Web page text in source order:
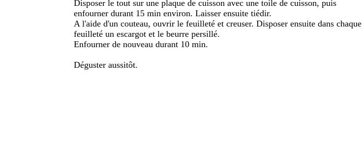
Disposer le tout sur une plaque de cuisson avec une toile de cuisson, puis
enfourner durant 15 min environ. Laisser ensuite tiédir.
A l'aide d'un couteau, ouvrir le feuilleté et creuser. Disposer ensuite dans chaque
feuilleté un escargot et le beurre persillé.
Enfourner de nouveau durant 10 min.
Déguster aussitôt.